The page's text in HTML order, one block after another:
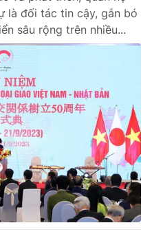
là đối tác tin cậy, gắn bó
sâu rộng trên nhiều...